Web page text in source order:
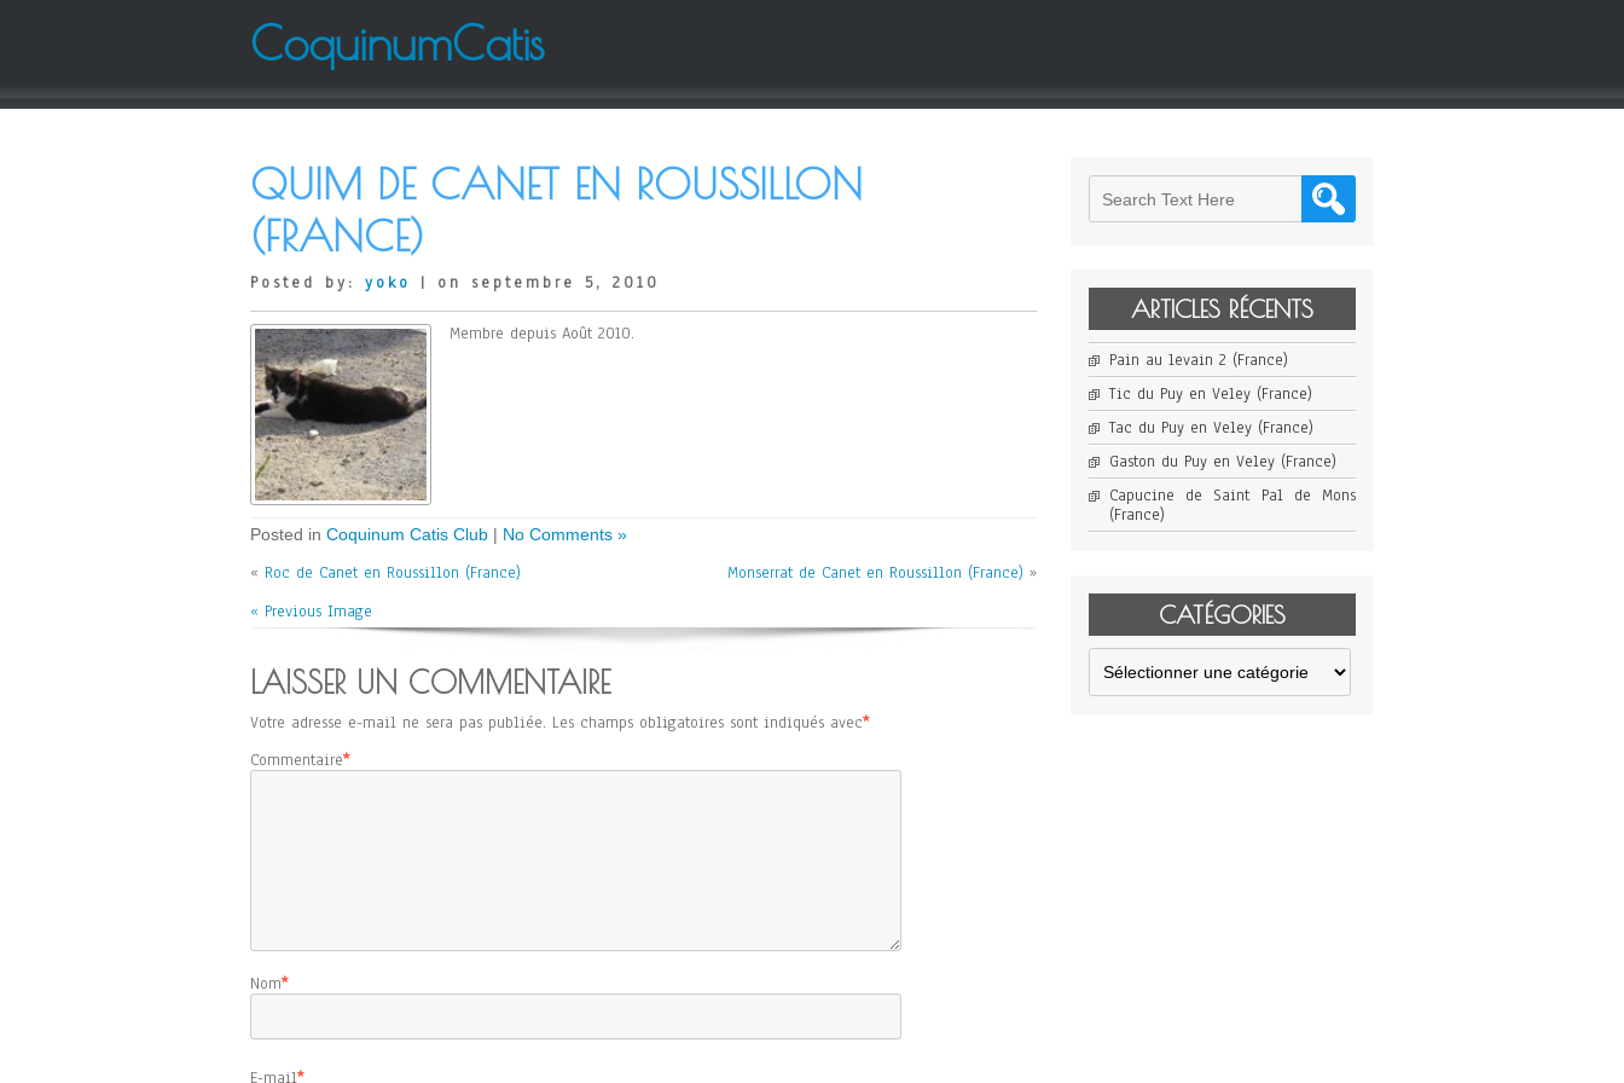
CoquinumCatis
QUIM DE CANET EN ROUSSILLON
(FRANCE)
Posted by: yoko | on septembre 5, 2010
Membre depuis Août 2010.
Posted in Coquinum Catis Club | No Comments »
« Roc de Canet en Roussillon (France) Monserrat de Canet en Roussillon (France) »
« Previous Image
LAISSER UN COMMENTAIRE
Votre adresse e-mail ne sera pas publiée. Les champs obligatoires sont indiqués avec*
Commentaire*
Nom*
E-mail*
ARTICLES RÉCENTS
Pain au levain 2 (France)
Tic du Puy en Veley (France)
Tac du Puy en Veley (France)
Gaston du Puy en Veley (France)
Capucine de Saint Pal de Mons
(France)
CATÉGORIES
Catégories